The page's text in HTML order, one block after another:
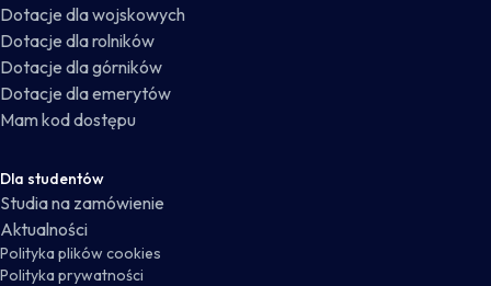
Dotacje dla wojskowych
Dotacje dla rolników
Dotacje dla górników
Dotacje dla emerytów
Mam kod dostępu
Dla studentów
Studia na zamówienie
Aktualności
Polityka plików cookies
Polityka prywatności